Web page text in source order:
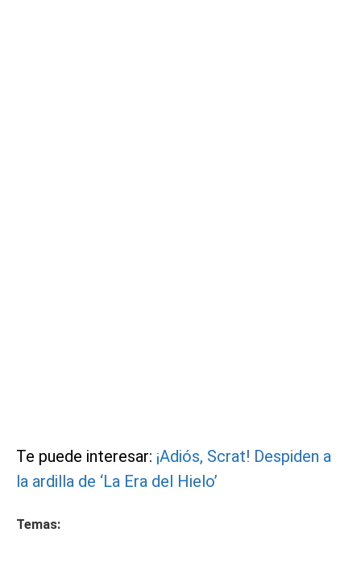
Te puede interesar: ¡Adiós, Scrat! Despiden a
la ardilla de ‘La Era del Hielo’
Temas: